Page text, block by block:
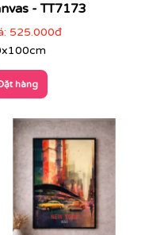
- TT7173
525.000đ
hàng